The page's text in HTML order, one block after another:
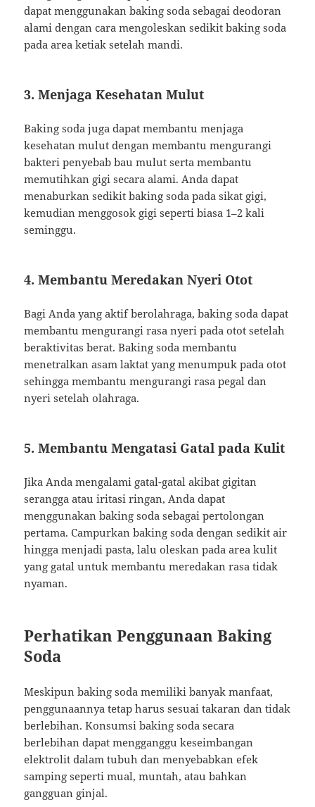
dapat menggunakan baking soda sebagai deodoran
alami dengan cara mengoleskan sedikit baking soda
pada area ketiak setelah mandi.
3. Menjaga Kesehatan Mulut
Baking soda juga dapat membantu menjaga
kesehatan mulut dengan membantu mengurangi
bakteri penyebab bau mulut serta membantu
memutihkan gigi secara alami. Anda dapat
menaburkan sedikit baking soda pada sikat gigi,
kemudian menggosok gigi seperti biasa 1–2 kali
seminggu.
4. Membantu Meredakan Nyeri Otot
Bagi Anda yang aktif berolahraga, baking soda dapat
membantu mengurangi rasa nyeri pada otot setelah
beraktivitas berat. Baking soda membantu
menetralkan asam laktat yang menumpuk pada otot
sehingga membantu mengurangi rasa pegal dan
nyeri setelah olahraga.
5. Membantu Mengatasi Gatal pada Kulit
Jika Anda mengalami gatal-gatal akibat gigitan
serangga atau iritasi ringan, Anda dapat
menggunakan baking soda sebagai pertolongan
pertama. Campurkan baking soda dengan sedikit air
hingga menjadi pasta, lalu oleskan pada area kulit
yang gatal untuk membantu meredakan rasa tidak
nyaman.
Perhatikan Penggunaan Baking
Soda
Meskipun baking soda memiliki banyak manfaat,
penggunaannya tetap harus sesuai takaran dan tidak
berlebihan. Konsumsi baking soda secara
berlebihan dapat mengganggu keseimbangan
elektrolit dalam tubuh dan menyebabkan efek
samping seperti mual, muntah, atau bahkan
gangguan ginjal.